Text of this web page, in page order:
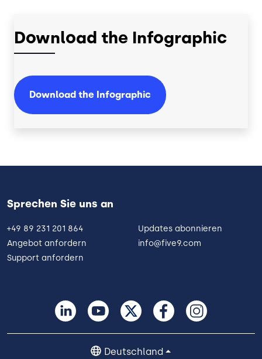
Download the Infographic
Download the Infographic
Sprechen Sie uns an
+49 89 231 201 864
Angebot anfordern
Support anfordern
Updates abonnieren
info@five9.com
Deutschland